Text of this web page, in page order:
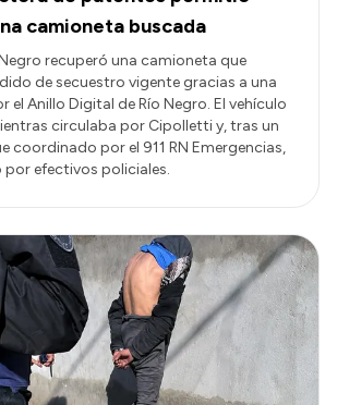
camioneta buscada
recuperó una camioneta que
de secuestro vigente gracias a una
el Anillo Digital de Río Negro. El vehículo
circulaba por Cipolletti y, tras un
coordinado por el 911 RN Emergencias,
efectivos policiales.